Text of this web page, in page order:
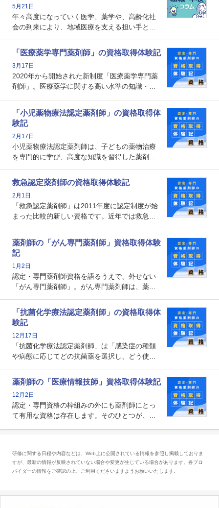
アへの影響を解説します。
5月21日
年々高度になっていく医学、薬学や、高齢化社
会の到来により、地域医療を支える担い手とし
で、重要度が増しているのが認定薬剤師という
資格です。認定薬剤師とはいったいどんな資格
なのでしょうか。それを取得するとどのような
メリットがあるのでしょうか。
「医療薬学専門薬剤師」の資格取得体験記
3月17日
2020年から開始された新制度「医療薬学専門薬
剤師」。医療薬学に関する高い水準の知識・技
となります。取得要件は多岐に渡り、審査も複
数回ありますが、患者さんに対して一定の能力
の証明になる資格と言えます。
「小児薬物療法認定薬剤師」の資格取得体
験記
2月17日
小児薬物療法認定薬剤師は、子どもの薬物治療
を専門的に学び、高度な知識を習得した薬剤師
や、特有の疾患、心理状況を理解し、専門性を
深めることで、子どもとその保護者に寄り添え
る存在です。今回はそんな小児薬物療法認定薬
剤師の取得体験記をご紹介します。
救急認定薬剤師の資格取得体験記
2月1日
「救急認定薬剤師」は2011年度に認定制度が始
まった比較的新しい資格です。近年では救急病
増えているのではないでしょうか。今回はそん
な救急認定薬剤師の取得体験記をご紹介しま
す。
薬剤師の「がん専門薬剤師」資格取得体験
記
1月2日
認定・専門薬剤師資格を語るうえで、外せない
「がん専門薬剤師」。がん専門薬剤師は、薬剤
関する資格として、2009年に発足しました。薬
剤師の専門性を活かして高度化するがん医療に
貢献する姿は、今も病院薬剤師にとって一目置
かれる存在です。
「抗菌化学療法認定薬剤師」の資格取得体
験記
12月17日
「抗菌化学療法認定薬剤師」は「感染症の種類
や病態に応じてどの抗菌薬を選択し、どう使っ
る薬剤師です。現在、感染防止対策加算の施設
基準に専任の薬剤師配置が挙げられており、今
後は感染症領域で薬剤師に、より多くの役割が
求められる可能性もあります。
薬剤師の「医療情報技師」資格取得体験記
12月2日
認定・専門資格の枠組みの外にも薬剤師にとっ
て有用な資格は存在します。そのひとつが、
とは、病院薬剤師を中心に大きな武器になりま
す。
研修に関する日程や内容などは、Web上に公開されている情報を参照し掲載しておりま
すが、最新の情報が反映されていない場合や変更が生じている場合があります。各プロ
バイダーの情報をご確認の上、ご利用くださいますようお願いいたします。